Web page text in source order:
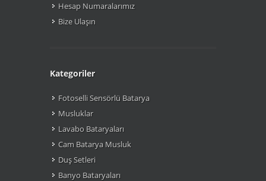
Hesap Numaralarımız
Bize Ulaşın
Kategoriler
Fotoselli Sensörlü Batarya
Musluklar
Lavabo Bataryaları
Cam Batarya Musluk
Duş Setleri
Banyo Bataryaları